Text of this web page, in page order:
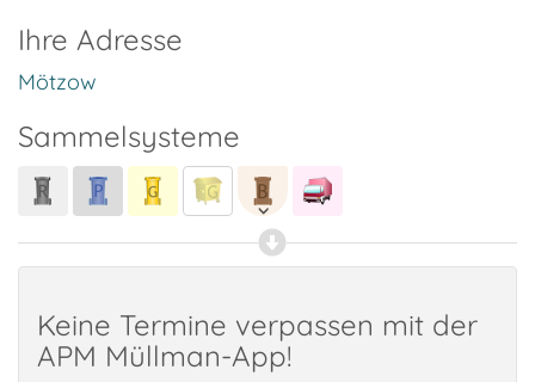
Ihre Adresse
Mötzow
Sammelsysteme
Keine Termine verpassen mit der
APM Müllman-App!